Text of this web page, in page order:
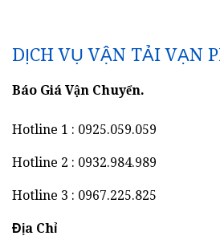
DỊCH VỤ VẬN TẢI VẠN
Báo Giá Vận Chuyển.
Hotline 1 : 0925.059.059
Hotline 2 : 0932.984.989
Hotline 3 : 0967.225.825
Địa Chỉ